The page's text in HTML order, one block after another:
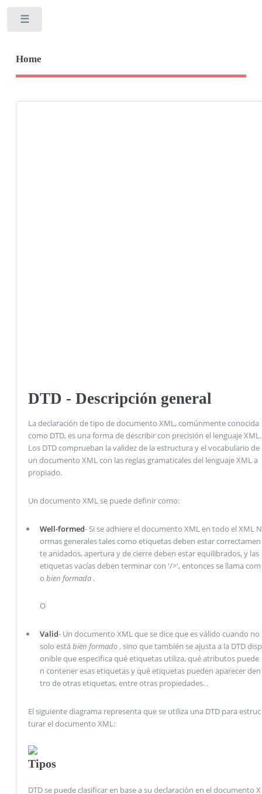
Home
DTD - Descripción general
La declaración de tipo de documento XML, comúnmente conocida
como DTD, es una forma de describir con precisión el lenguaje XML.
Los DTD comprueban la validez de la estructura y el vocabulario de
un documento XML con las reglas gramaticales del lenguaje XML a
propiado.
Un documento XML se puede definir como:
Well-formed- Si se adhiere el documento XML en todo el XML N
ormas generales tales como etiquetas deben estar correctamen
te anidados, apertura y de cierre deben estar equilibrados, y las
etiquetas vacías deben terminar con '/>', entonces se llama com
o bien formada.
O
Valid- Un documento XML que se dice que es válido cuando no
solo está bien formado, sino que también se ajusta a la DTD disp
onible que especifica qué etiquetas utiliza, qué atributos puede
n contener esas etiquetas y qué etiquetas pueden aparecer den
tro de otras etiquetas, entre otras propiedades. .
El siguiente diagrama representa que se utiliza una DTD para estruc
turar el documento XML:
Tipos
DTD se puede clasificar en base a su declaración en el documento X